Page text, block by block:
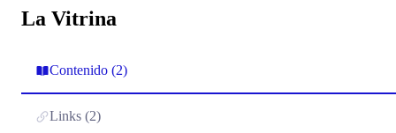
La Vitrina
Contenido (2)
Links (2)